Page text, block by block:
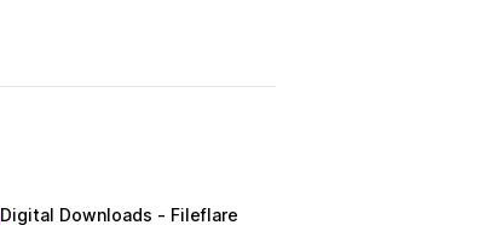
Digital Downloads ‑ Fileflare